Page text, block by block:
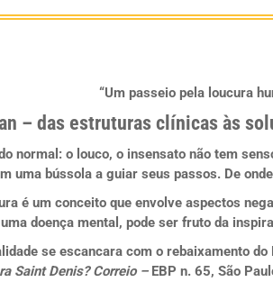
“Um passeio pela loucura
– das estruturas clínicas às
normal: o louco, o insensato não tem
uma bússola a guiar seus passos. De
é um conceito que envolve aspectos
doença mental, pode ser fruto da
se escancara com o rebaixamento
Saint Denis? Correio –EBP n. 65, São